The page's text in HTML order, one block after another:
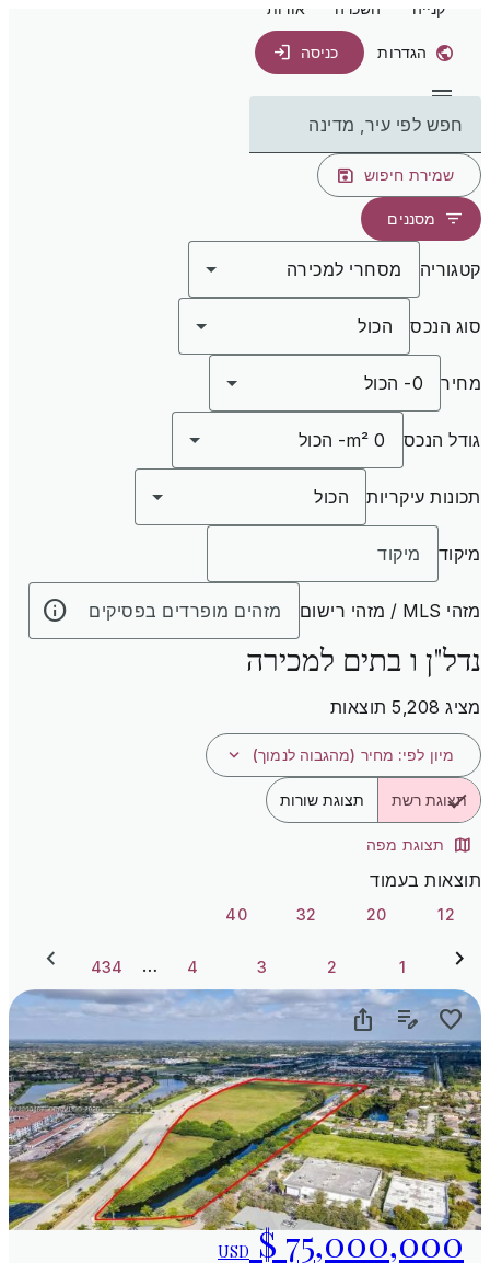
קנייה השכרה אודות
הגדרות כניסה
חפש לפי עיר, מדינה
שמירת חיפוש
מסננים
קטגוריה מסחרי למכירה
סוג הנכס הכול
מחיר 0
- הכול
גודל הנכס 0 m²
- הכול
תכונות עיקריות הכול
מיקוד
מזהי MLS / מזהי רישום
נדל"ן ו בתים למכירה
מציג 5,208 תוצאות
מיון לפי: מחיר (מהגבוה לנמוך)
תצוגת רשת תצוגת שורות
תצוגת מפה
תוצאות בעמוד
12
20
32
40
1
2
3
4
…
434
USD